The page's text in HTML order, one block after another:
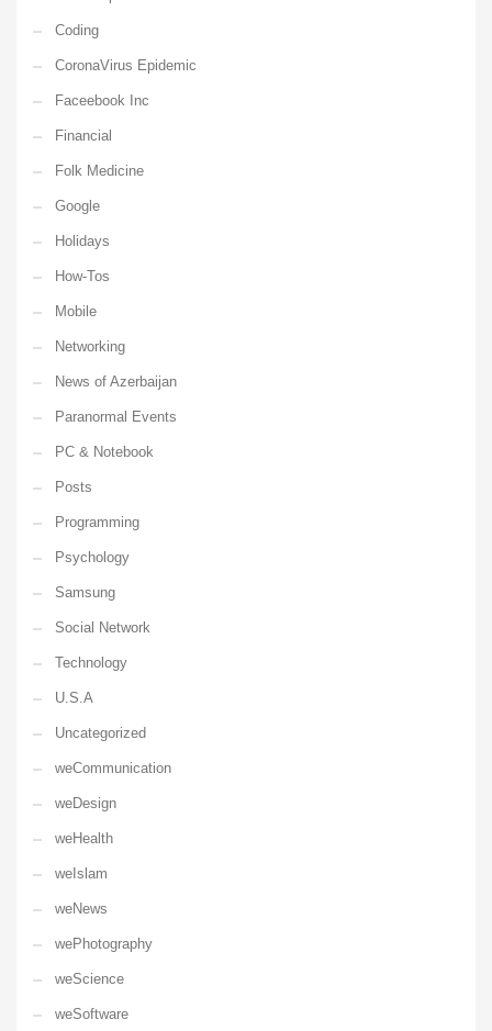
Coding
CoronaVirus Epidemic
Faceebook Inc
Financial
Folk Medicine
Google
Holidays
How-Tos
Mobile
Networking
News of Azerbaijan
Paranormal Events
PC & Notebook
Posts
Programming
Psychology
Samsung
Social Network
Technology
U.S.A
Uncategorized
weCommunication
weDesign
weHealth
weIslam
weNews
wePhotography
weScience
weSoftware